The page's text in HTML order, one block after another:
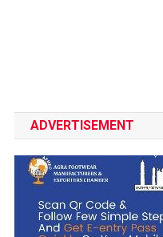
ADVERTISEMENT